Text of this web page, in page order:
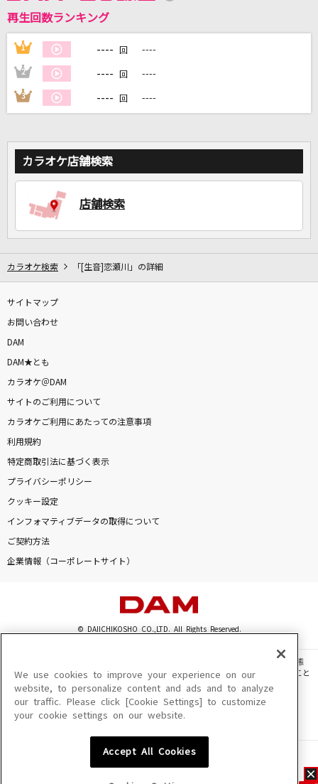
再生回数ランキング
1 ---- 回 ----
2 ---- 回 ----
3 ---- 回 ----
カラオケ店舗検索
店舗検索
カラオケ検索 「[生音]恋瀬川」の詳細
サイトマップ
お問い合わせ
DAM
DAM★とも
カラオケ＠DAM
サイトのご利用について
カラオケご利用にあたっての注意事項
利用規約
特定商取引法に基づく表示
プライバシーポリシー
クッキー設定
インフォマティブデータの取得について
ご契約方法
企業情報（コーポレートサイト）
© DAIICHIKOSHO CO.,LTD. All Rights Reserved.
このサイトに掲載されている一切の文章・画像・写真・動画・音声等を、手段や形態
を問わず、著作権法の定める範囲を超えて無断で複製、転載、ファイル化などすること
を禁じます。
楽曲及びコンテンツは、機種によりご利用いただけない場合があります。
楽曲及びコンテンツの配信日、配信内容が変更になる場合があります。
We use cookies to improve your experience on our
website, to personalize content and ads and to analyze
our traffic. Please click [Cookie Settings] to customize
your cookie settings on our website.
Accept All Cookies